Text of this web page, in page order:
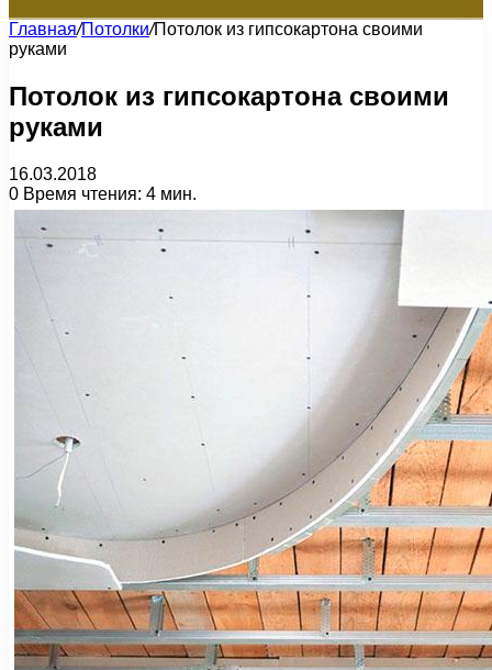
Главная/Потолки/Потолок из гипсокартона своими
руками
Потолок из гипсокартона своими
руками
16.03.2018
0 Время чтения: 4 мин.